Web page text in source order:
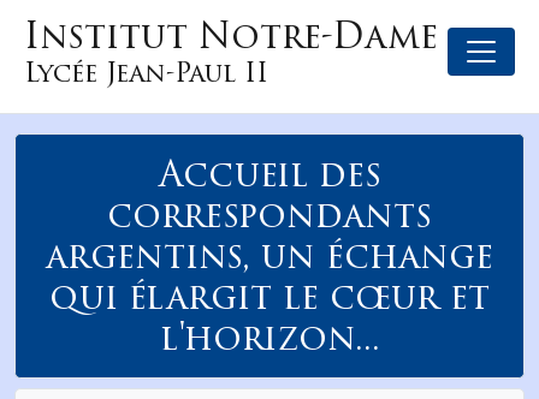
Institut Notre-Dame
Lycée Jean-Paul II
Accueil des
correspondants
argentins, un échange
qui élargit le cœur et
l'horizon...